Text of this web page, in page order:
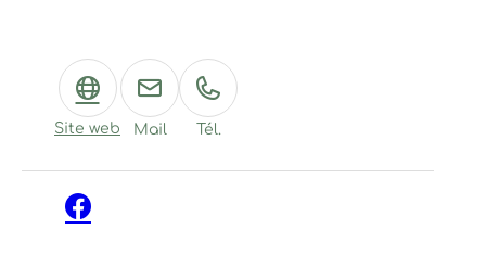
Site web Mail Tél.
Facebook